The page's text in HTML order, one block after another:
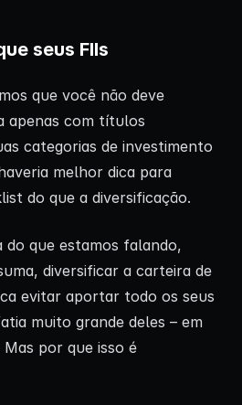
seus FIIs
que você não deve
apenas com títulos
categorias de investimento
melhor dica para
do que a diversificação.
do que estamos falando,
diversificar a carteira de
evitar aportar todo os seus
muito grande deles – em
por que isso é